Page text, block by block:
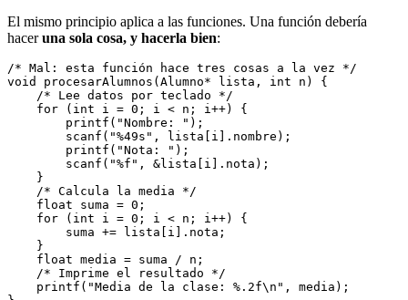
El mismo principio aplica a las funciones. Una función debería
haceruna sola cosa, y hacerla bien:
/* Mal: esta función hace tres cosas a la vez */
void procesarAlumnos(Alumno* lista, int n) {
/* Lee datos por teclado */
for (int i = 0; i < n; i++) {
printf("Nombre: ");
scanf("%49s", lista[i].nombre);
printf("Nota: ");
scanf("%f", &lista[i].nota);
}
/* Calcula la media */
float suma = 0;
for (int i = 0; i < n; i++) {
suma += lista[i].nota;
}
float media = suma / n;
/* Imprime el resultado */
printf("Media de la clase: %.2f\n", media);